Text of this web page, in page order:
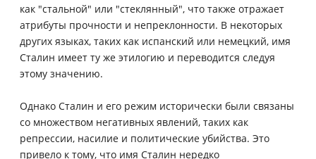
как "стальной" или "стеклянный", что также отражает
атрибуты прочности и непреклонности. В некоторых
других языках, таких как испанский или немецкий, имя
Сталин имеет ту же этилогию и переводится следуя
этому значению.
Однако Сталин и его режим исторически были связаны
со множеством негативных явлений, таких как
репрессии, насилие и политические убийства. Это
привело к тому, что имя Сталин нередко